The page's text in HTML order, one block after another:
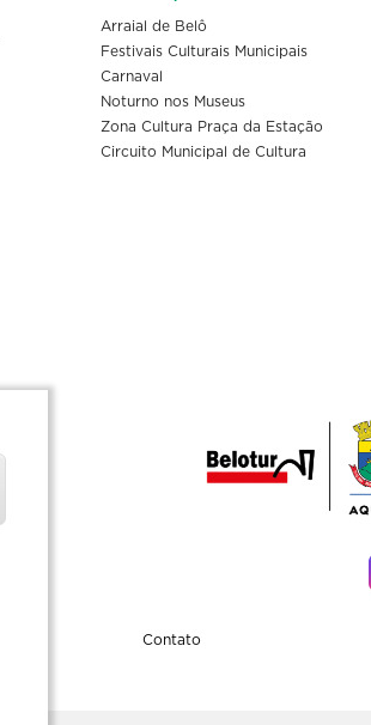
Arraial de Belô
Festivais Culturais Municipais
Carnaval
Noturno nos Museus
Zona Cultura Praça da Estação
Circuito Municipal de Cultura
Contato